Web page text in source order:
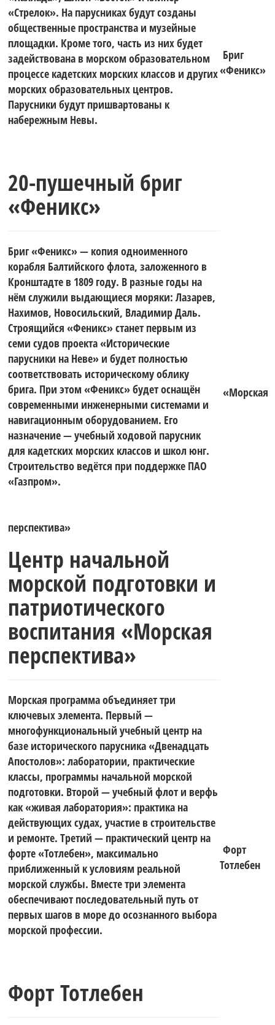
Гонки
проходят на
акватории
Финского
залива.
Столицы.
Кубок
Газпрома»
«Стрелок». На парусниках будут созданы
общественные пространства и музейные
площадки. Кроме того, часть из них будет
задействована в морском образовательном
процессе кадетских морских классов и других
морских образовательных центров.
Парусники будут пришвартованы к
набережным Невы.
Бриг
«Феникс»
20-пушечный бриг
«Феникс»
Бриг «Феникс» — копия одноименного
корабля Балтийского флота, заложенного в
Кронштадте в 1809 году. В разные годы на
нём служили выдающиеся моряки: Лазарев,
Нахимов, Новосильский, Владимир Даль.
Строящийся «Феникс» станет первым из
семи судов проекта «Исторические
парусники на Неве» и будет полностью
соответствовать историческому облику
брига. При этом «Феникс» будет оснащён
современными инженерными системами и
навигационным оборудованием. Его
назначение — учебный ходовой парусник
для кадетских морских классов и школ юнг.
Строительство ведётся при поддержке ПАО
«Газпром».
«Морская
перспектива»
Центр начальной
морской подготовки и
патриотического
воспитания «Морская
перспектива»
Морская программа объединяет три
ключевых элемента. Первый —
многофункциональный учебный центр на
базе исторического парусника «Двенадцать
Апостолов»: лаборатории, практические
классы, программы начальной морской
подготовки. Второй — учебный флот и верфь
как «живая лаборатория»: практика на
действующих судах, участие в строительстве
и ремонте. Третий — практический центр на
форте «Тотлебен», максимально
приближенный к условиям реальной
морской службы. Вместе три элемента
обеспечивают последовательный путь от
первых шагов в море до осознанного выбора
морской профессии.
Форт
Тотлебен
Форт Тотлебен